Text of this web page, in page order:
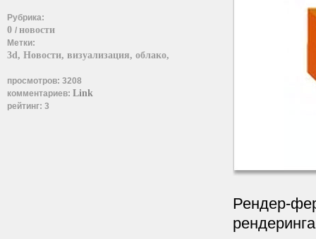
Рубрика:
0 / новости
Метки:
3d, Новости, визуализация, облако,
просмотров: 3208
комментариев: Link
рейтинг: 3
Рендер-